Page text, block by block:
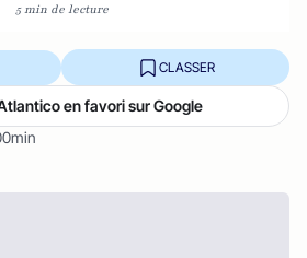
5 min de lecture
CLASSER
en favori sur Google